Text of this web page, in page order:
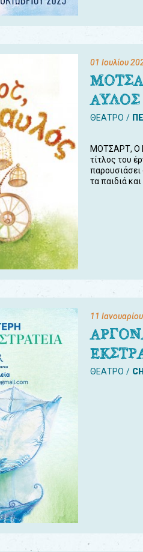
01 Ιουλίου
ΑΥΛΟΣ
ΘΕΑΤΡΟ
ΜΟΤΣΑΡΤ, Ο
τίτλος του
τα παιδιά και
11
ΘΕΑΤΡΟ